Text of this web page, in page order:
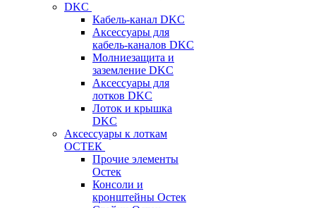
DKC
Кабель-канал DKC
Аксессуары для
кабель-каналов DKC
Молниезащита и
заземление DKC
Аксессуары для
лотков DKC
Лоток и крышка
DKC
Аксессуары к лоткам
ОСТЕК
Прочие элементы
Остек
Консоли и
кронштейны Остек